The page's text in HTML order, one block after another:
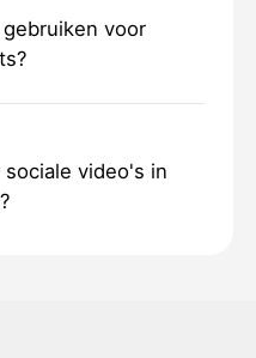
voor
video's in